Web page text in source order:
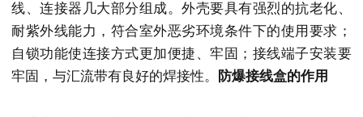
线、连接器几大部分组成。外壳要具有强烈的抗老化、
耐紫外线能力，符合室外恶劣环境条件下的使用要求；
自锁功能使连接方式更加便捷、牢固；接线端子安装要
牢固，与汇流带有良好的焊接性。
防爆接线盒的作用